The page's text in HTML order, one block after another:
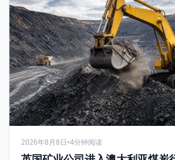
2026年8月8日•4分钟阅读